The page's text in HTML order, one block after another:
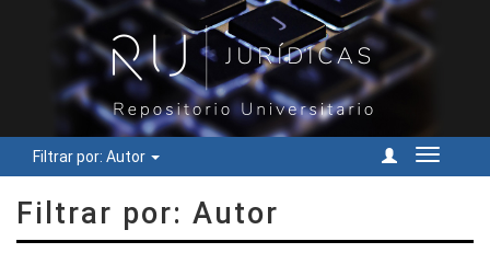
Filtrar por: Autor
Cambiar
Filtrar por: Autor